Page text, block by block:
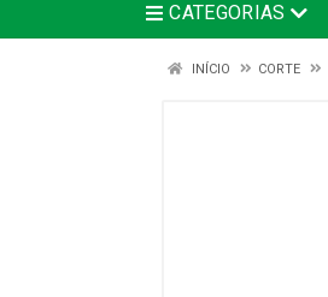
CATEGORIAS
INÍCIO CORTE